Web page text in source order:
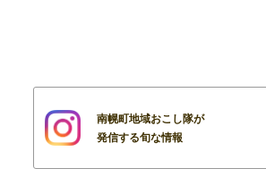
南幌町地域おこし隊が
発信する旬な情報